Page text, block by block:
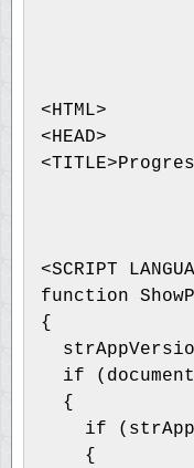
<HTML>
<HEAD>
<SCRIPT
function
{
if
{
if
{